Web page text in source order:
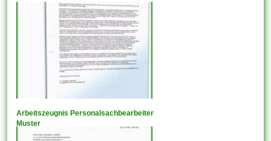
Arbeitszeugnis Personalsachbearbeiter
Muster